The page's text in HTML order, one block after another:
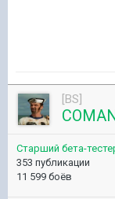
[BS]
Старший бета-
353 публикации
11 599 боёв